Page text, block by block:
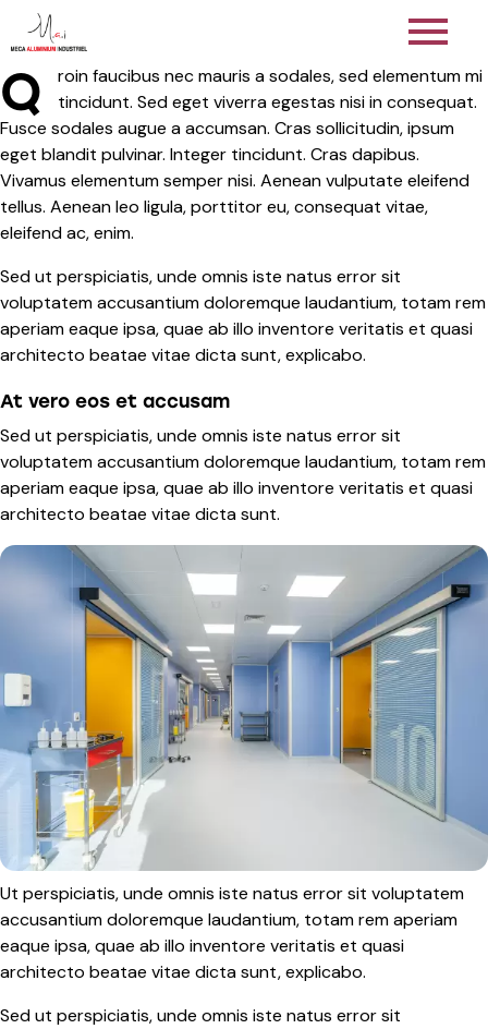
Q
roin faucibus nec mauris a sodales, sed elementum mi
tincidunt. Sed eget viverra egestas nisi in consequat.
Fusce sodales augue a accumsan. Cras sollicitudin, ipsum
eget blandit pulvinar. Integer tincidunt. Cras dapibus.
Vivamus elementum semper nisi. Aenean vulputate eleifend
tellus. Aenean leo ligula, porttitor eu, consequat vitae,
eleifend ac, enim.
Sed ut perspiciatis, unde omnis iste natus error sit
voluptatem accusantium doloremque laudantium, totam rem
aperiam eaque ipsa, quae ab illo inventore veritatis et quasi
architecto beatae vitae dicta sunt, explicabo.
At vero eos et accusam
Sed ut perspiciatis, unde omnis iste natus error sit
voluptatem accusantium doloremque laudantium, totam rem
aperiam eaque ipsa, quae ab illo inventore veritatis et quasi
architecto beatae vitae dicta sunt.
Ut perspiciatis, unde omnis iste natus error sit voluptatem
accusantium doloremque laudantium, totam rem aperiam
eaque ipsa, quae ab illo inventore veritatis et quasi
architecto beatae vitae dicta sunt, explicabo.
Sed ut perspiciatis, unde omnis iste natus error sit